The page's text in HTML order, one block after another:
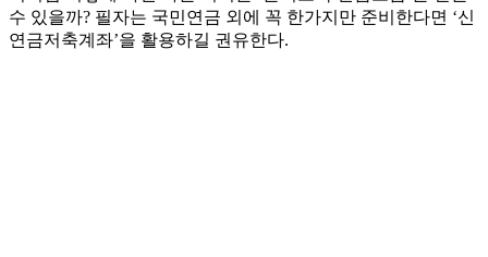
수 있을까? 필자는 국민연금 외에 꼭 한가지만 준비한다면 ‘신
연금저축계좌’을 활용하길 권유한다.